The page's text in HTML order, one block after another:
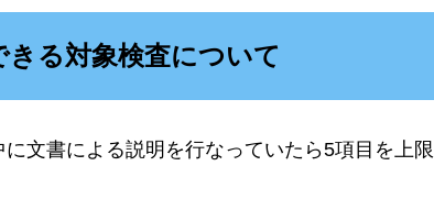
る対象検査について
文書による説明を行なっていたら5項目を上